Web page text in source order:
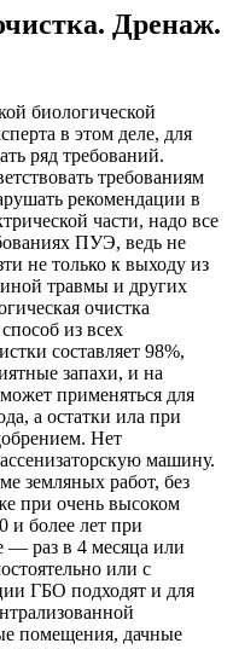
Дренаж.
биологической
в этом деле, для
ряд требований.
требованиям
рекомендации в
части, надо все
ПУЭ, ведь не
не только к выходу из
травмы и других
очистка
из всех
составляет 98%,
запахи, и на
применяться для
а остатки ила при
Нет
машину.
земляных работ, без
при очень высоком
и более лет при
— раз в 4 месяца или
или с
ГБО подходят и для
помещения, дачные